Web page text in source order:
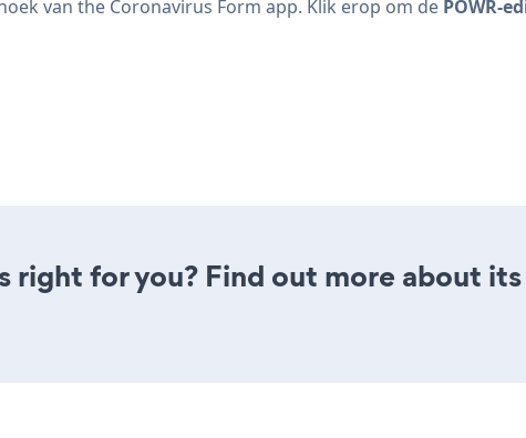
van the Coronavirus Form app. Klik erop om de POWR-
right for you? Find out more about its